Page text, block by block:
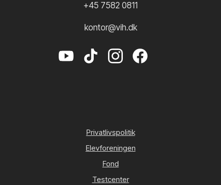
+45 7582 0811
kontor@vih.dk
Privatlivspolitik
Elevforeningen
Fond
Testcenter